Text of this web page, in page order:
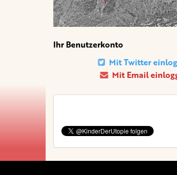
Ihr Benutzerkonto
Mit Twitter
Mit Email